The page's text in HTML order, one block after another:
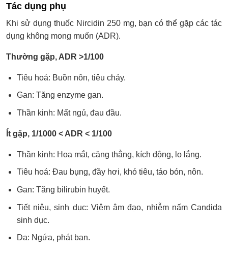
Tác dụng phụ
Khi sử dụng thuốc Nircidin 250 mg, bạn có thể gặp các tác
dụng không mong muốn (ADR).
Thường gặp, ADR >1/100
Tiêu hoá: Buồn nôn, tiêu chảy.
Gan: Tăng enzyme gan.
Thần kinh: Mất ngủ, đau đầu.
Ít gặp, 1/1000 < ADR < 1/100
Thần kinh: Hoa mắt, căng thẳng, kích động, lo lắng.
Tiêu hoá: Đau bụng, đầy hơi, khó tiêu, táo bón, nôn.
Gan: Tăng bilirubin huyết.
Tiết niệu, sinh dục: Viêm âm đạo, nhiễm nấm Candida
sinh dục.
Da: Ngứa, phát ban.